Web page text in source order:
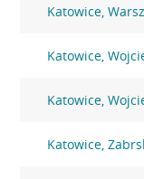
Katowice,
Katowice,
Katowice,
Katowice,